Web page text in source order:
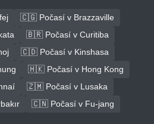
🇨🇬 Počasí v Brazzaville
🇧🇷 Počasí v Curitiba
🇨🇩 Počasí v Kinshasa
🇭🇰 Počasí v Hong Kong
🇿🇲 Počasí v Lusaka
🇨🇳 Počasí v Fu-jang